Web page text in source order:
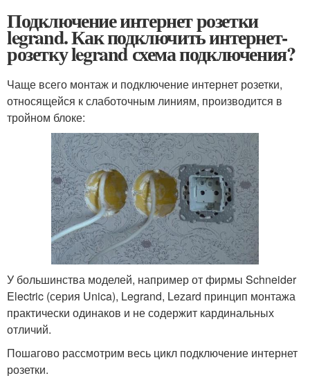
Подключение интернет розетки
legrand. Как подключить интернет-
розетку legrand схема подключения?
Чаще всего монтаж и подключение интернет розетки,
относящейся к слаботочным линиям, производится в
тройном блоке:
У большинства моделей, например от фирмы Schneider
Electric (серия Unica), Legrand, Lezard принцип монтажа
практически одинаков и не содержит кардинальных
отличий.
Пошагово рассмотрим весь цикл подключение интернет
розетки.